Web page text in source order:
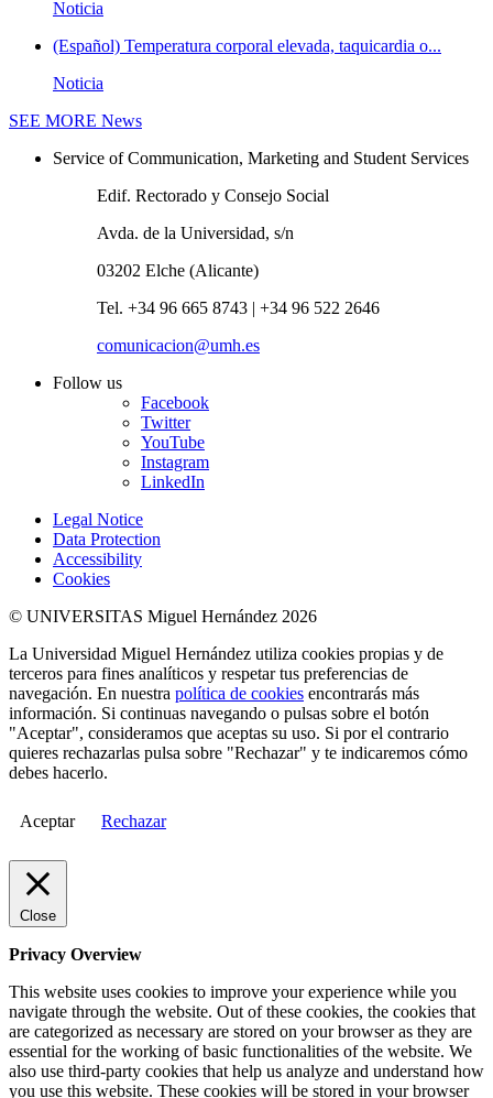
Noticia
(Español) Temperatura corporal elevada, taquicardia o...
Noticia
SEE MORE News
Service of Communication, Marketing and Student Services
Edif. Rectorado y Consejo Social
Avda. de la Universidad, s/n
03202 Elche (Alicante)
Tel. +34 96 665 8743 | +34 96 522 2646
comunicacion@umh.es
Follow us
Facebook
Twitter
YouTube
Instagram
LinkedIn
Legal Notice
Data Protection
Accessibility
Cookies
© UNIVERSITAS Miguel Hernández 2026
La Universidad Miguel Hernández utiliza cookies propias y de
terceros para fines analíticos y respetar tus preferencias de
navegación. En nuestra política de cookies encontrarás más
información. Si continuas navegando o pulsas sobre el botón
"Aceptar", consideramos que aceptas su uso. Si por el contrario
quieres rechazarlas pulsa sobre "Rechazar" y te indicaremos cómo
debes hacerlo.
Aceptar Rechazar
Close
Privacy Overview
This website uses cookies to improve your experience while you
navigate through the website. Out of these cookies, the cookies that
are categorized as necessary are stored on your browser as they are
essential for the working of basic functionalities of the website. We
also use third-party cookies that help us analyze and understand how
you use this website. These cookies will be stored in your browser